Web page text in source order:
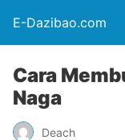
E-Dazibao.com
Cara
Naga
Deach